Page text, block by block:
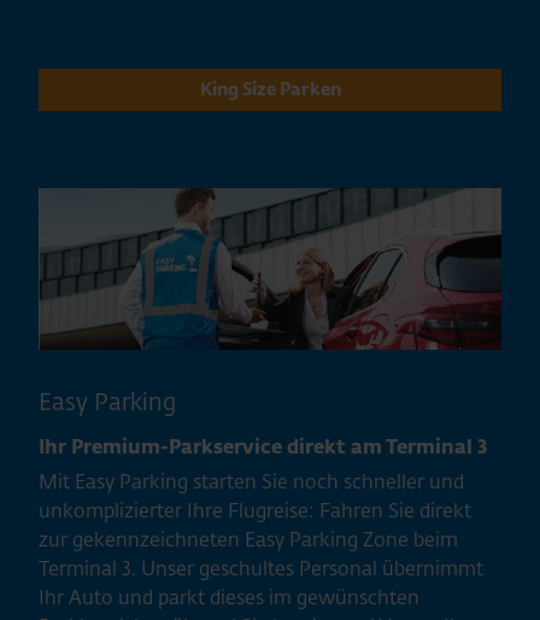
King Size Parken
Easy Parking
Ihr Premium-Parkservice direkt am Terminal 3
Mit Easy Parking starten Sie noch schneller und
unkomplizierter Ihre Flugreise: Fahren Sie direkt
zur gekennzeichneten Easy Parking Zone beim
Terminal 3. Unser geschultes Personal übernimmt
Ihr Auto und parkt dieses im gewünschten